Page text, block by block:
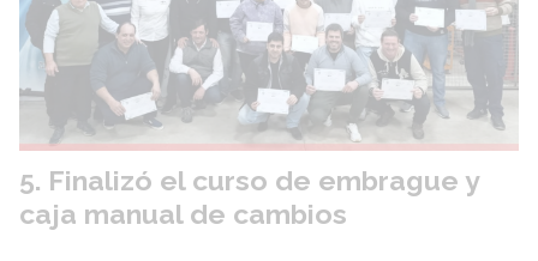
Finalizó el curso de embrague y
caja manual de cambios